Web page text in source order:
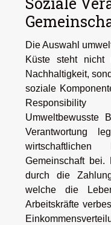
Die Auswahl
Küste steht nicht
Nachhaltigkeit,
soziale
Umweltbewusste
Verantwortung
Gemeinschaft bei.
durch die
welche die
Arbeitskräfte